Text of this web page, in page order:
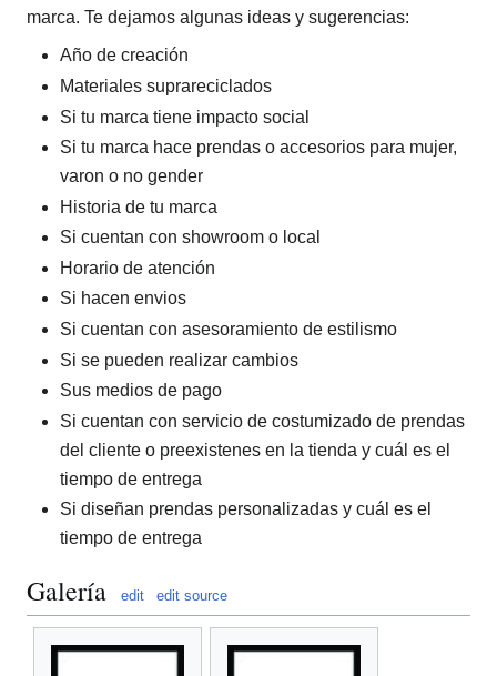
marca. Te dejamos algunas ideas y sugerencias:
Año de creación
Materiales suprareciclados
Si tu marca tiene impacto social
Si tu marca hace prendas o accesorios para mujer,
varon o no gender
Historia de tu marca
Si cuentan con showroom o local
Horario de atención
Si hacen envios
Si cuentan con asesoramiento de estilismo
Si se pueden realizar cambios
Sus medios de pago
Si cuentan con servicio de costumizado de prendas
del cliente o preexistenes en la tienda y cuál es el
tiempo de entrega
Si diseñan prendas personalizadas y cuál es el
tiempo de entrega
Galería edit edit source